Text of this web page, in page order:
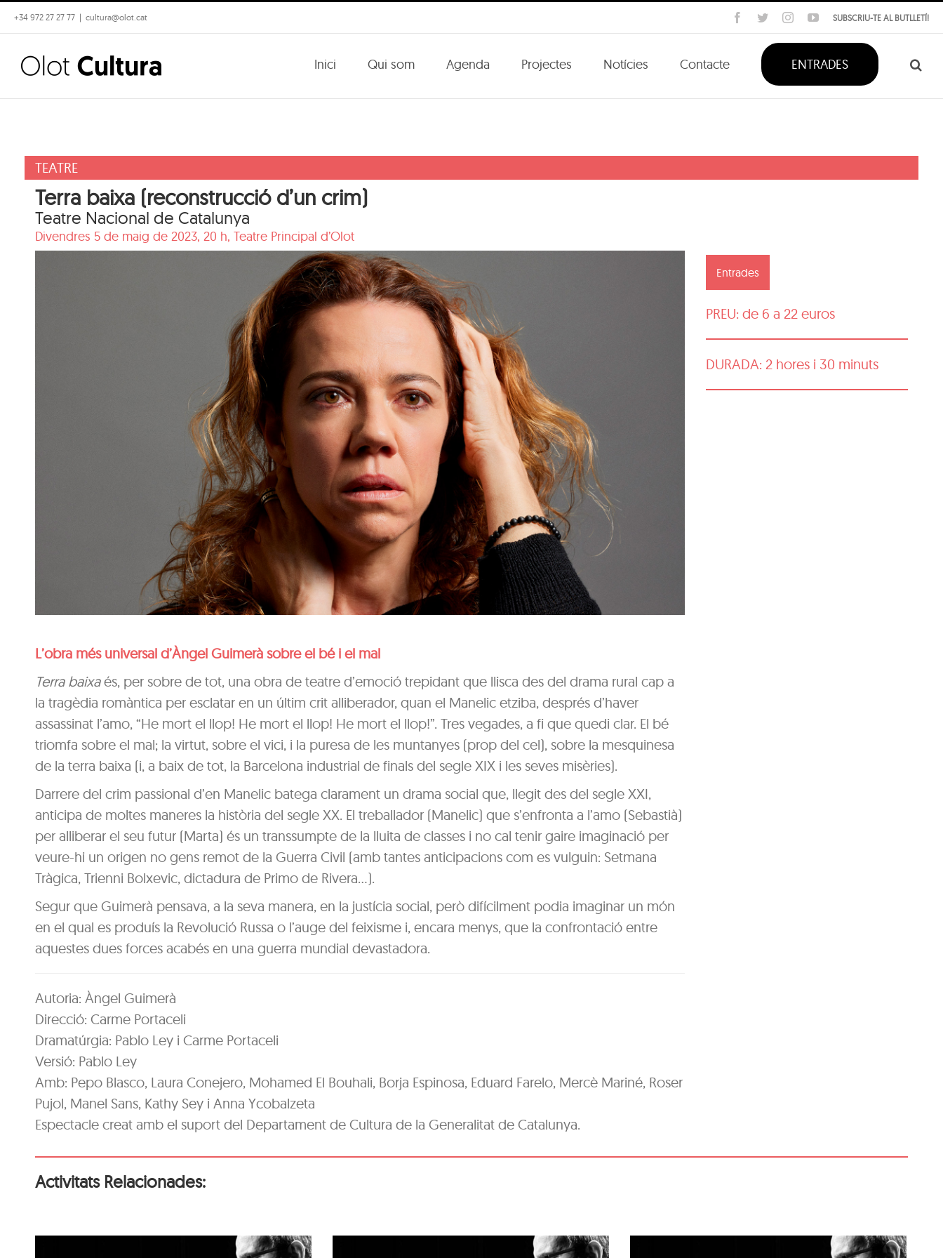
Skip
to
content
+34 972 27 27 77 | cultura@olot.cat SUBSCRIU-TE AL BUTLLETÍ!
Facebook
TwitterInstagramYouTube
Inici Qui som Agenda Projectes Notícies Contacte ENTRADES
TEATRE
Terra baixa (reconstrucció d’un crim)
Teatre Nacional de Catalunya
Divendres 5 de maig de 2023, 20 h, Teatre Principal d’Olot
L’obra més universal d’Àngel Guimerà sobre el bé i el mal
Terra baixaés, per sobre de tot, una obra de teatre d’emoció trepidant que llisca des del drama rural cap a
la tragèdia romàntica per esclatar en un últim crit alliberador, quan el Manelic etziba, després d’haver
assassinat l’amo, “He mort el llop! He mort el llop! He mort el llop!”. Tres vegades, a fi que quedi clar. El bé
triomfa sobre el mal; la virtut, sobre el vici, i la puresa de les muntanyes (prop del cel), sobre la mesquinesa
de la terra baixa (i, a baix de tot, la Barcelona industrial de finals del segle XIX i les seves misèries).
Darrere del crim passional d’en Manelic batega clarament un drama social que, llegit des del segle XXI,
anticipa de moltes maneres la història del segle XX. El treballador (Manelic) que s’enfronta a l’amo (Sebastià)
per alliberar el seu futur (Marta) és un transsumpte de la lluita de classes i no cal tenir gaire imaginació per
veure-hi un origen no gens remot de la Guerra Civil (amb tantes anticipacions com es vulguin: Setmana
Tràgica, Trienni Bolxevic, dictadura de Primo de Rivera…).
Segur que Guimerà pensava, a la seva manera, en la justícia social, però difícilment podia imaginar un món
en el qual es produís la Revolució Russa o l’auge del feixisme i, encara menys, que la confrontació entre
aquestes dues forces acabés en una guerra mundial devastadora.
Autoria: Àngel Guimerà
Direcció: Carme Portaceli
Dramatúrgia: Pablo Ley i Carme Portaceli
Versió: Pablo Ley
Amb: Pepo Blasco, Laura Conejero, Mohamed El Bouhali, Borja Espinosa, Eduard Farelo, Mercè Mariné, Roser
Pujol, Manel Sans, Kathy Sey i Anna Ycobalzeta
Espectacle creat amb el suport del Departament de Cultura de la Generalitat de Catalunya.
Entrades
PREU: de 6 a 22 euros
DURADA: 2 hores i 30 minuts
Activitats Relacionades: